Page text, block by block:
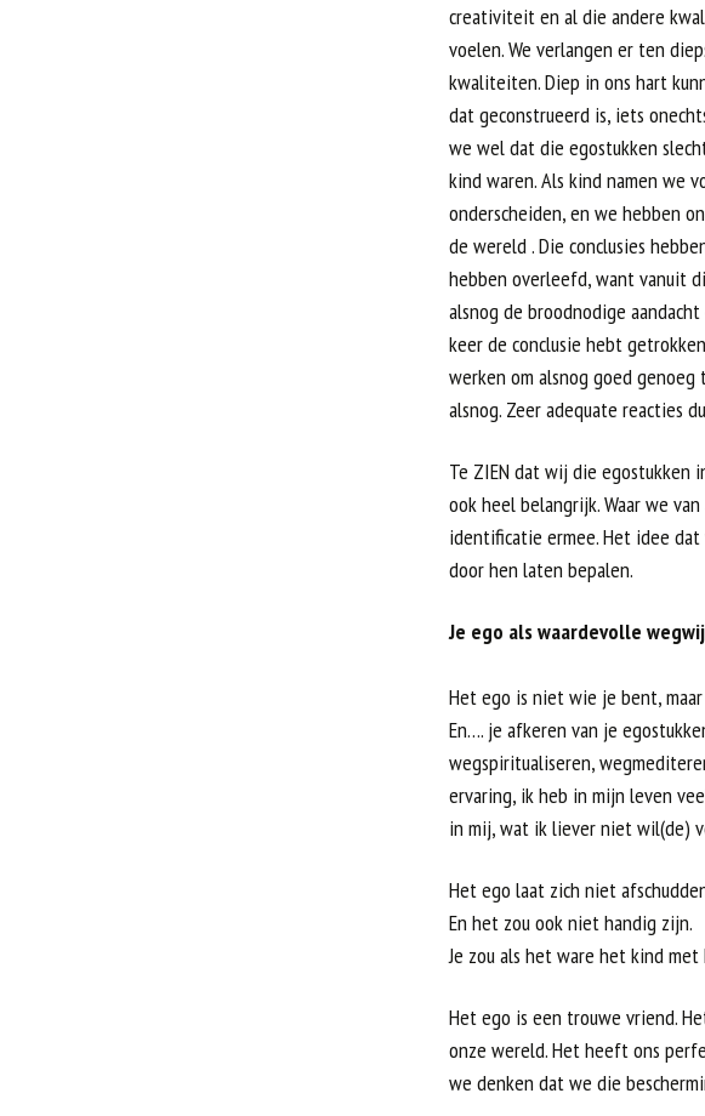
creativiteit en al die andere
voelen. We verlangen er ten
kwaliteiten. Diep in ons hart
dat geconstrueerd is, iets
we wel dat die egostukken
kind waren. Als kind namen we
onderscheiden, en we hebben
de wereld . Die conclusies
hebben overleefd, want vanuit
alsnog de broodnodige
keer de conclusie hebt
werken om alsnog goed genoeg
alsnog. Zeer adequate reacties
Te ZIEN dat wij die egostukken
ook heel belangrijk. Waar we
identificatie ermee. Het idee
door hen laten bepalen.
Je ego als waardevolle
Het ego is niet wie je bent,
En…. je afkeren van je
wegspiritualiseren,
ervaring, ik heb in mijn leven
in mij, wat ik liever niet wil(de)
Het ego laat zich niet
En het zou ook niet handig zijn.
Je zou als het ware het kind
Het ego is een trouwe vriend.
onze wereld. Het heeft ons
we denken dat we die